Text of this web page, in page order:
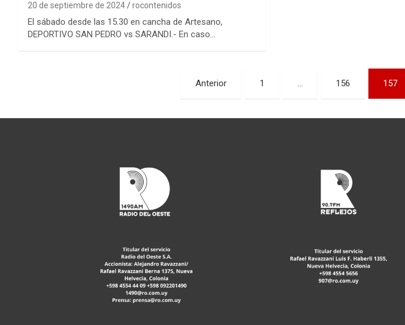
20 de septiembre de 2024 rocontenidos
El sábado desde las 15.30 en cancha de Artesano,
DEPORTIVO SAN PEDRO vs SARANDI.- En caso…
Anterior 1 … 156 157